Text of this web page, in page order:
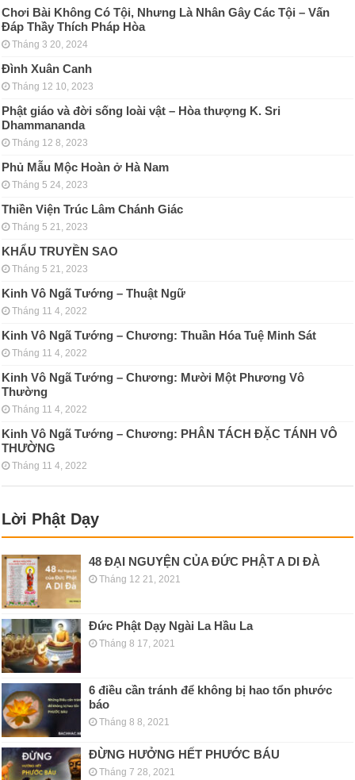
Chơi Bài Không Có Tội, Nhưng Là Nhân Gây Các Tội – Vấn
Đáp Thầy Thích Pháp Hòa
Tháng 3 20, 2024
Đình Xuân Canh
Tháng 12 10, 2023
Phật giáo và đời sống loài vật – Hòa thượng K. Sri
Dhammananda
Tháng 12 8, 2023
Phủ Mẫu Mộc Hoàn ở Hà Nam
Tháng 5 24, 2023
Thiền Viện Trúc Lâm Chánh Giác
Tháng 5 21, 2023
KHẨU TRUYỀN SAO
Tháng 5 21, 2023
Kinh Vô Ngã Tướng – Thuật Ngữ
Tháng 11 4, 2022
Kinh Vô Ngã Tướng – Chương: Thuần Hóa Tuệ Minh Sát
Tháng 11 4, 2022
Kinh Vô Ngã Tướng – Chương: Mười Một Phương Vô
Thường
Tháng 11 4, 2022
Kinh Vô Ngã Tướng – Chương: PHÂN TÁCH ÐẶC TÁNH VÔ
THƯỜNG
Tháng 11 4, 2022
Lời Phật Dạy
48 ĐẠI NGUYỆN CỦA ĐỨC PHẬT A DI ĐÀ
Tháng 12 21, 2021
Đức Phật Dạy Ngài La Hầu La
Tháng 8 17, 2021
6 điều cần tránh để không bị hao tổn phước
báo
Tháng 8 8, 2021
ĐỪNG HƯỞNG HẾT PHƯỚC BÁU
Tháng 7 28, 2021